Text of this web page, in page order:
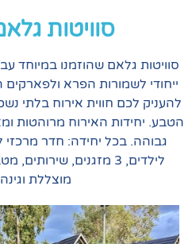
סוויטות גלאם
שהוזמנו במיוחד עבורכם מדרום
הפרא ולפארקים הידועים.
חווית אירוח בלתי נשכחת של
האירוח מרוהטות ומאובזרות
יחידה: חדר מרכזי להורים, שני
לילדים, 3 מזגנים, שירותים, מטבחון,
מוצללת וגינה צמודה.